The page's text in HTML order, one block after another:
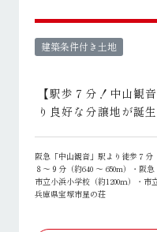
建築条件付き土地
【駅歩７分！中山観
り良好な分譲地が誕生
阪急「中山観音」駅より徒歩７分
８～９分（約640 ～ 650m）・阪
市立小浜小学校（約1200ｍ）・市
兵庫県宝塚市星の荘